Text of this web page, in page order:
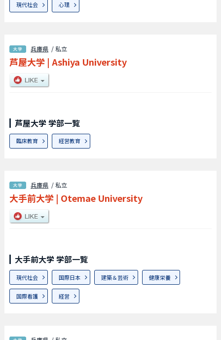
現代社会 心理
兵庫県 / 私立
芦屋大学 | Ashiya University
芦屋大学 学部一覧
臨床教育 経営教育
兵庫県 / 私立
大手前大学 | Otemae University
大手前大学 学部一覧
現代社会 国際日本 建築＆芸術 健康栄養
国際看護 経営